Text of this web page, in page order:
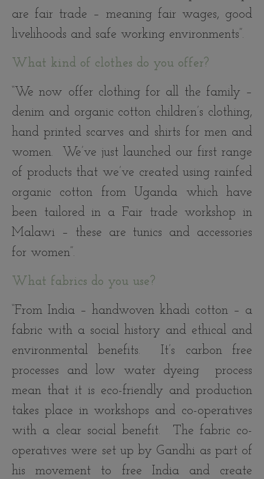
are fair trade – meaning fair wages, good
livelihoods and safe working environments”.
What kind of clothes do you offer?
“We now offer clothing for all the family –
denim and organic cotton children’s clothing,
hand printed scarves and shirts for men and
women. We’ve just launched our first range
of products that we’ve created using rainfed
organic cotton from Uganda which have
been tailored in a Fair trade workshop in
Malawi – these are tunics and accessories
for women”.
What fabrics do you use?
“From India – handwoven khadi cotton – a
fabric with a social history and ethical and
environmental benefits. It’s carbon free
processes and low water dyeing process
mean that it is eco-friendly and production
takes place in workshops and co-operatives
with a clear social benefit. The fabric co-
operatives were set up by Gandhi as part of
his movement to free India and create